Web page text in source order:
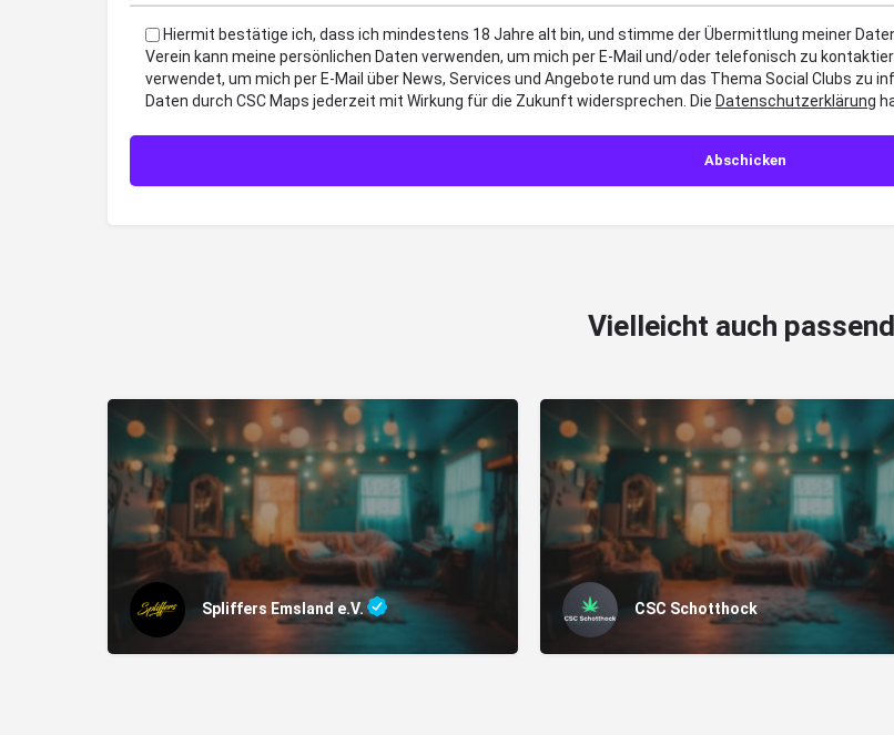
Hiermit bestätige ich, dass ich mindestens 18 Jahre alt bin, und stimme der Übermittlung meiner
Verein kann meine persönlichen Daten verwenden, um mich per E-Mail und/oder telefonisch zu
verwendet, um mich per E-Mail über News, Services und Angebote rund um das Thema Social Clubs zu
Daten durch CSC Maps jederzeit mit Wirkung für die Zukunft widersprechen. Die Datenschutzerklärung
Vielleicht auch
Spliffers Emsland e.V. CSC Schotthock